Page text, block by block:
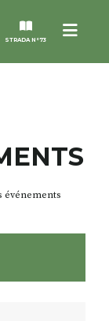
Menu
STRADA N°73
événements